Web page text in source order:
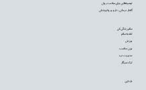
بارداری
سالم زندگی کن
تغذیه سالم
ورزش
وزن مناسب
مدیریت درد
ترک سیگار
توصیه‌‌هایی برای سلامت روان
گفتار درمانی، دارو و روانپزشکی